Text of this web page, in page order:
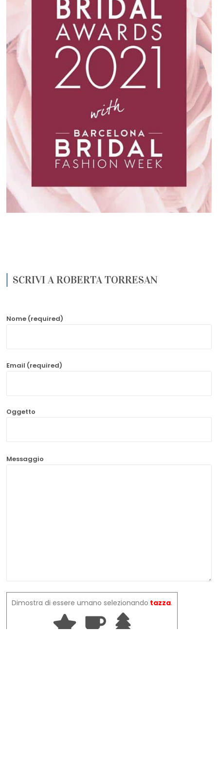
SCRIVI A ROBERTA TORRESAN
Nome (required)
Email (required)
Oggetto
Messaggio
Dimostra di essere umano selezionando tazza.